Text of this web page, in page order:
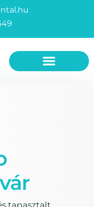
tapasztalt